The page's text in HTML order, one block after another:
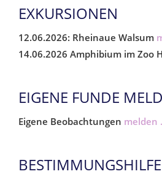
EXKURSIONEN
12.06.2026: Rheinaue Walsum
14.06.2026 Amphibium im Zoo
EIGENE FUNDE
Eigene Beobachtungen melden